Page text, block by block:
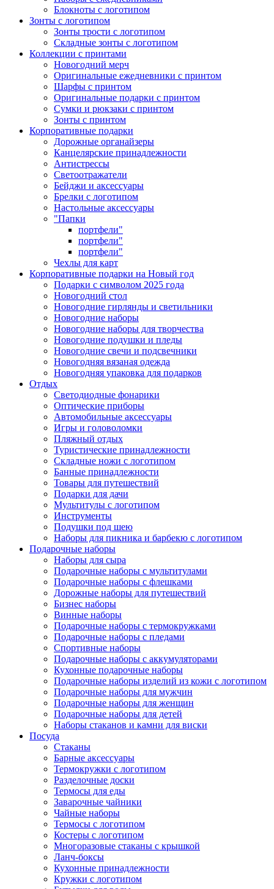
Блокноты с логотипом
Зонты с логотипом
Зонты трости с логотипом
Складные зонты с логотипом
Коллекции с принтами
Новогодний мерч
Оригинальные ежедневники с принтом
Шарфы с принтом
Оригинальные подарки с принтом
Сумки и рюкзаки с принтом
Зонты с принтом
Корпоративные подарки
Дорожные органайзеры
Канцелярские принадлежности
Антистрессы
Светоотражатели
Бейджи и аксессуары
Брелки с логотипом
Настольные аксессуары
"Папки
портфели"
портфели"
портфели"
Чехлы для карт
Корпоративные подарки на Новый год
Подарки с символом 2025 года
Новогодний стол
Новогодние гирлянды и светильники
Новогодние наборы
Новогодние наборы для творчества
Новогодние подушки и пледы
Новогодние свечи и подсвечники
Новогодняя вязаная одежда
Новогодняя упаковка для подарков
Отдых
Светодиодные фонарики
Оптические приборы
Автомобильные аксессуары
Игры и головоломки
Пляжный отдых
Туристические принадлежности
Складные ножи с логотипом
Банные принадлежности
Товары для путешествий
Подарки для дачи
Мультитулы с логотипом
Инструменты
Подушки под шею
Наборы для пикника и барбекю с логотипом
Подарочные наборы
Наборы для сыра
Подарочные наборы с мультитулами
Подарочные наборы с флешками
Дорожные наборы для путешествий
Бизнес наборы
Винные наборы
Подарочные наборы с термокружками
Подарочные наборы с пледами
Спортивные наборы
Подарочные наборы с аккумуляторами
Кухонные подарочные наборы
Подарочные наборы изделий из кожи с логотипом
Подарочные наборы для мужчин
Подарочные наборы для женщин
Подарочные наборы для детей
Наборы стаканов и камни для виски
Посуда
Стаканы
Барные аксессуары
Термокружки с логотипом
Разделочные доски
Термосы для еды
Заварочные чайники
Чайные наборы
Термосы с логотипом
Костеры с логотипом
Многоразовые стаканы с крышкой
Ланч-боксы
Кухонные принадлежности
Кружки с логотипом
Нажмите, чтобы увеличить